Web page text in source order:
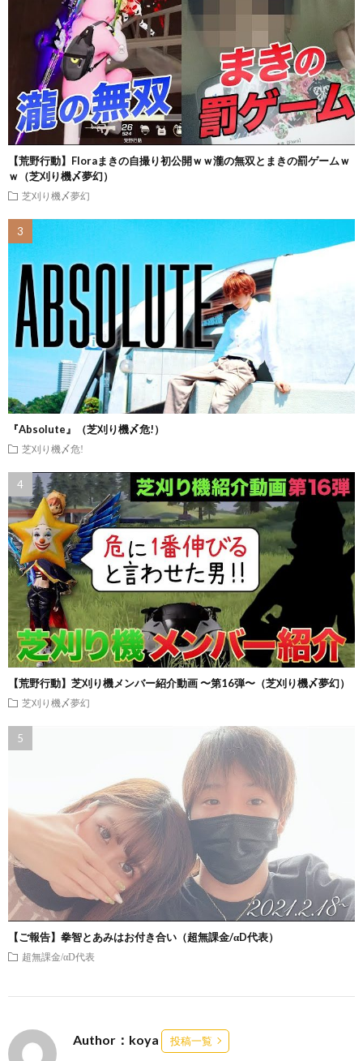
【荒野行動】Floraまきの自撮り初公開ｗｗ瀧の無双とまきの罰ゲームｗ
ｗ（芝刈り機〆夢幻）
芝刈り機〆夢幻
『Absolute』（芝刈り機〆危!）
芝刈り機〆危!
【荒野行動】芝刈り機メンバー紹介動画 〜第16弾〜（芝刈り機〆夢幻）
芝刈り機〆夢幻
【ご報告】拳智とあみはお付き合い（超無課金/αD代表）
超無課金/αD代表
Author：koya 投稿一覧